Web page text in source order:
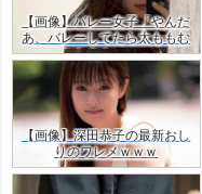
【画像】バレー女子「やんだ
あ、バレーしてたら太ももむ
ちむちやん…」ｗｗ
【画像】深田恭子の最新おし
りのワレメｗｗｗ